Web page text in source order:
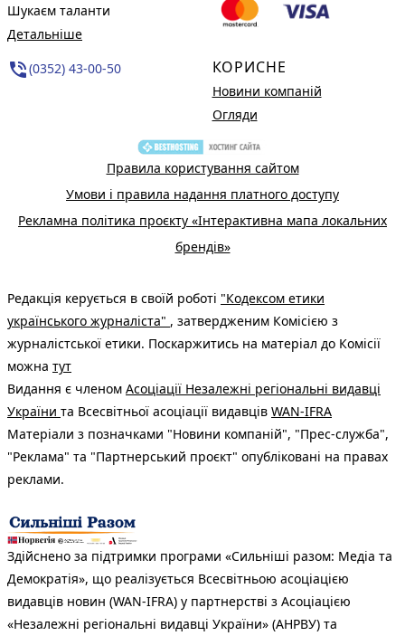
Шукаєм таланти
Детальніше
phone_in_talk(0352) 43-00-50 КОРИСНЕ
Новини компаній
Огляди
Правила користування сайтом
Умови і правила надання платного доступу
Рекламна політика проєкту «Інтерактивна мапа локальних
брендів»
Редакція керується в своїй роботі "Кодексом етики
українського журналіста" , затвердженим Комісією з
журналістської етики. Поскаржитись на матеріал до Комісії
можна тут
Видання є членом Асоціації Незалежні регіональні видавці
України та Всесвітньої асоціації видавців WAN-IFRA
Матеріали з позначками "Новини компаній", "Прес-служба",
"Реклама" та "Партнерський проєкт" опубліковані на правах
реклами.
Здійснено за підтримки програми «Сильніші разом: Медіа та
Демократія», що реалізується Всесвітньою асоціацією
видавців новин (WAN-IFRA) у партнерстві з Асоціацією
«Незалежні регіональні видавці України» (АНРВУ) та